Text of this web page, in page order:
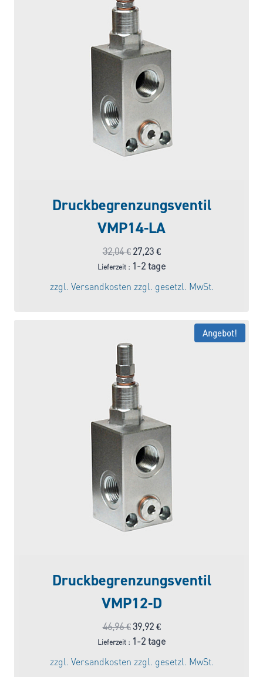
Druckbegrenzungsventil
VMP14-LA
32,04€ Ursprünglicher
Preis
war:
32,04 €
27,23 €Aktueller
Preis
Lieferzeit : 1-2 tage
zzgl. Versandkosten zzgl. gesetzl. MwSt.
Angebot!
Druckbegrenzungsventil
VMP12-D
46,96€Ursprünglicher
Preis
war:
46,96 €
39,92 €Aktueller
Preis
Lieferzeit : 1-2 tage
zzgl. Versandkosten zzgl. gesetzl. MwSt.